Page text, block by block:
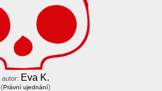
autor: Eva K.
(Právní ujednání)